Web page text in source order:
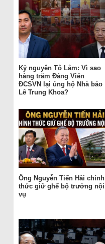
Kỷ nguyên Tô Lâm: Vì sao
hàng trăm Đảng Viên
ĐCSVN lại ủng hộ Nhà báo
Lê Trung Khoa?
Ông Nguyễn Tiến Hải chính
thức giữ ghế bộ trưởng nội
vụ